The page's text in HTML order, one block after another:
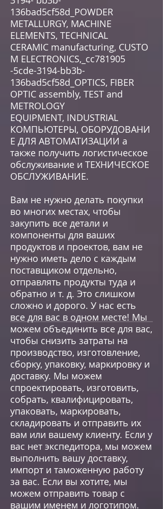
136bad5cf58d_POWDER
METALLURGY, MACHINE
ELEMENTS, TECHNICAL
CERAMIC manufacturing, CUSTO
M ELECTRONICS,_cc781905
-5cde-3194-bb3b-
136bad5cf58d_OPTICS, FIBER
OPTIC assembly, TEST and
METROLOGY
EQUIPMENT, INDUSTRIAL
КОМПЬЮТЕРЫ, ОБОРУДОВАНИ
Е ДЛЯ АВТОМАТИЗАЦИИ а
также получить логистическое
обслуживание и ТЕХНИЧЕСКОЕ
ОБСЛУЖИВАНИЕ.
Вам не нужно делать покупки
во многих местах, чтобы
закупить все детали и
компоненты для ваших
продуктов и проектов, вам не
нужно иметь дело с каждым
поставщиком отдельно,
отправлять продукты туда и
обратно и т. д. Это слишком
сложно и дорого. У нас есть
все для вас в одном месте! Мы
можем объединить все для вас,
чтобы снизить затраты на
производство, изготовление,
сборку, упаковку, маркировку и
доставку. Мы можем
спроектировать, изготовить,
собрать, квалифицировать,
упаковать, маркировать,
складировать и отправить их
вам или вашему клиенту. Если у
вас нет экспедитора, мы можем
выполнить вашу доставку,
импорт и таможенную работу
за вас. Если вы хотите, мы
можем отправить товар с
вашим именем и логотипом.